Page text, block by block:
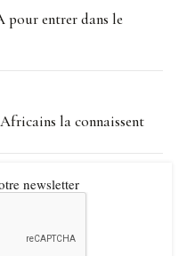
pour entrer dans le
la connaissent
newsletter